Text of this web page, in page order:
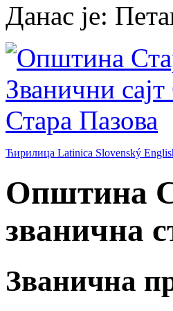
Данас је:
Ћирилица Latinica Slovenský
Општина
званична
Званична